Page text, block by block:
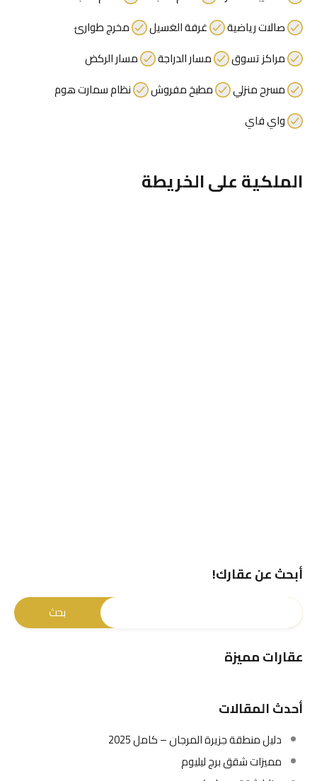
صالات رياضية
غرفة الغسيل
مخرج طوارئ
مراكز تسوق
مسار الدراجة
مسار الركض
مسرح منزلي
مطبخ مفروش
نظام سمارت هوم
واي فاي
الملكية على الخريطة
أبحث عن عقارك!
عقارات مميزة
أحدث المقالات
دليل منطقة جزيرة المرجان – كامل 2025
مميزات شقق برج ليليوم